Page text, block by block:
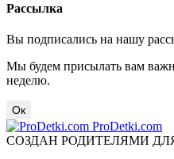
Рассылка
Вы подписались на нашу
Мы будем присылать вам
неделю.
Ок
ProDetki.com
СОЗДАН РОДИТЕЛЯМИ